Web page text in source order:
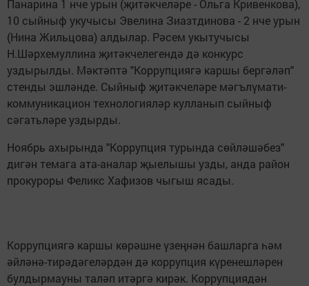
Панарина 1 нче урын (җитәкчеләре - Ольга Кривенкова),
10 сыйныф укучысы Эвелина Зиазтдинова - 2 нче урын
(Нина Жильцова) алдылар. Рәсем укытучысы
Н.Шәрхемуллина җитәкчелегендә дә конкурс
уздырылды. Мәктәптә "Коррупциягә каршы бергәләп"
стенды эшләнде. Сыйныф җитәкчеләре мәгълүмати-
коммуникацион технологияләр кулланып сыйныф
сәгатьләре уздырды.
Ноябрь ахырында "Коррупция турында сөйләшәбез"
дигән темага ата-аналар җыелышы узды, анда район
прокуроры Феликс Хафизов чыгыш ясады.
Коррупциягә каршы көрәшне үзеңнән башларга һәм
әйләнә-тирәдәгеләрдән дә коррупция күренешләрен
булдырмауны таләп итәргә кирәк. Коррупциядән